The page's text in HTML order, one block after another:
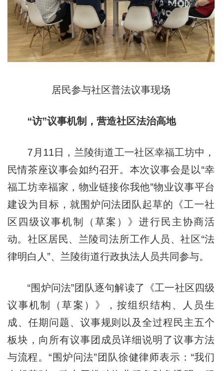
居民参与社区普法议事现场
“访”议事机制，营造社区法治高地
7月11日，兰陵街道工一社区幸福工坊中，
民情茶座议事会如约召开。本次议事会是以“幸
福工坊幸福家，物业链接你我他”物业议事平台
建设为目标，就围炉问法团队起草的《工一社
区四级议事机制（草案）》进行民主协商活
动。社区居民、兰陵司法所工作人员、社区“法
律明白人”、兰陵街道行政执法人员共同参与。
“围炉问法”团队逐句解读了《工一社区四级
议事机制（草案）》，按组织结构、人员生
成、任期问题、议事规则以及全过程民主五个
板块，向所有议事团成员详细说明了议事方法
与流程。“围炉问法”团队徐健律师表示：“我们